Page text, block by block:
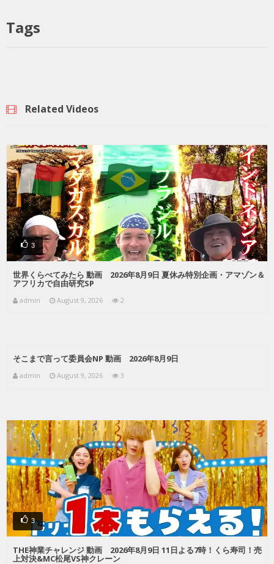
Tags
Related Videos
3
世界くらべてみたら 動画 2026年8月9日 夏休み特別企画・アマゾン＆
アフリカで自由研究SP
admin August 9, 2026 2
そこまで言って委員会NP 動画 2026年8月9日
admin August 9, 2026 3
3
THE神業チャレンジ 動画 2026年8月9日 11日よる7時！くら寿司！売
上対決&MC松尾VS神クレーン